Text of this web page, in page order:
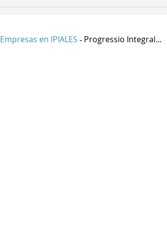
Empresas en IPIALES - Progressio Integral...